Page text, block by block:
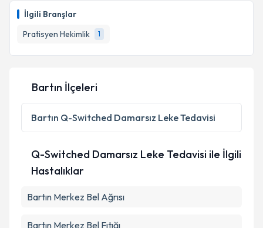
İlgili Branşlar
Pratisyen Hekimlik
1
Bartın İlçeleri
Bartın Q-Switched Damarsız Leke Tedavisi
Q-Switched Damarsız Leke Tedavisi ile İlgili
Hastalıklar
Bartın Merkez Bel Ağrısı
Bartın Merkez Bel Fıtığı